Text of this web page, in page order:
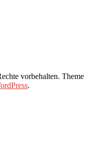
vorbehalten. Theme
.